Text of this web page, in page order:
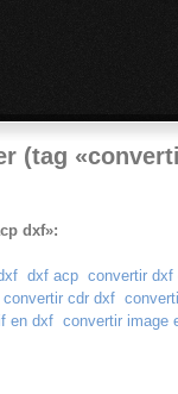
(tag
dxf»:
dxf acp convertir dxf
convertir cdr dxf
en dxf convertir image